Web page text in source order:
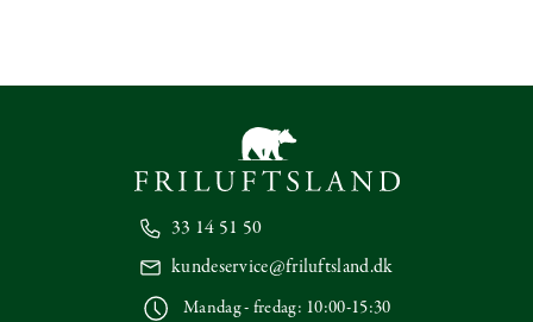
33 14 51 50
kundeservice@friluftsland.dk
Mandag - fredag: 10:00-15:30